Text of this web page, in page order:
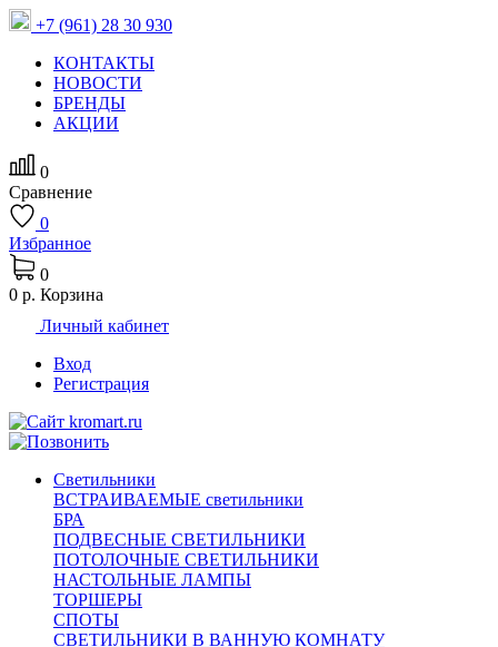
+7 (961) 28 30 930
КОНТАКТЫ
НОВОСТИ
БРЕНДЫ
АКЦИИ
0
Сравнение
0
Избранное
0
0 р. Корзина
Личный кабинет
Вход
Регистрация
Светильники
ВСТРАИВАЕМЫЕ светильники
БРА
ПОДВЕСНЫЕ СВЕТИЛЬНИКИ
ПОТОЛОЧНЫЕ СВЕТИЛЬНИКИ
НАСТОЛЬНЫЕ ЛАМПЫ
ТОРШЕРЫ
СПОТЫ
СВЕТИЛЬНИКИ В ВАННУЮ КОМНАТУ